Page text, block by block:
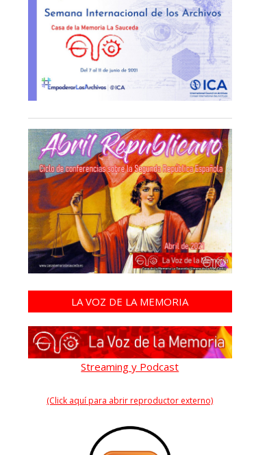
LA VOZ DE LA MEMORIA
Streaming y Podcast
(Click aquí para abrir reproductor externo)